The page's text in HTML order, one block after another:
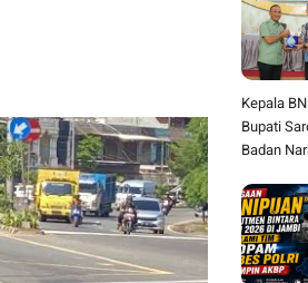
Kepala
Bupati
Badan